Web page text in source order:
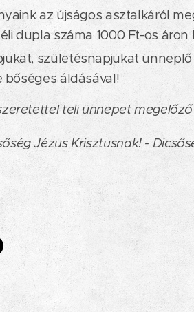
az újságos asztalkáról
dupla száma 1000 Ft-os áron
születésnapjukat
bőséges áldásával!
teli ünnepet
Jézus Krisztusnak! -